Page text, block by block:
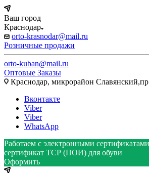
Ваш город
Краснодар
orto-krasnodar@mail.ru
Розничные продажи
orto-kuban@mail.ru
Оптовые Заказы
Краснодар, микрорайон
Вконтакте
Viber
Viber
WhatsApp
Работаем с электронными сертификатами
сертификат ТСР (ПОИ) для обуви
Оформить